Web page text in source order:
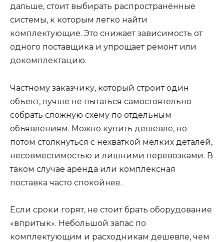
дальше, стоит выбирать распространённые
системы, к которым легко найти
комплектующие. Это снижает зависимость от
одного поставщика и упрощает ремонт или
докомплектацию.
Частному заказчику, который строит один
объект, лучше не пытаться самостоятельно
собрать сложную схему по отдельным
объявлениям. Можно купить дешевле, но
потом столкнуться с нехваткой мелких деталей,
несовместимостью и лишними перевозками. В
таком случае аренда или комплексная
поставка часто спокойнее.
Если сроки горят, не стоит брать оборудование
«впритык». Небольшой запас по
комплектующим и расходникам дешевле, чем